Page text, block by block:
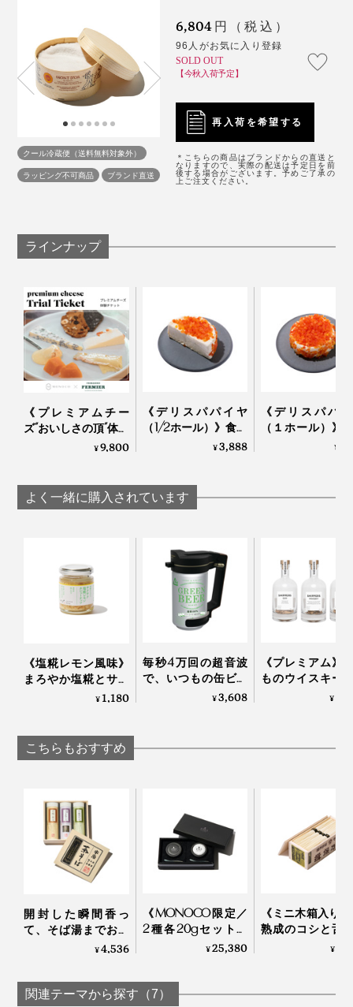
お届けするのはフランス・アルノー社の「モンドー
ル」。2013年、2016年とフランス農業・農産食品業・
林業省主催の農産物コンテストで金賞を受賞。
付きの由緒正しいチーズです。
チーズの証。
赤い丸のマークがAOP認証マーク
べ比べて、その年に取り扱うものを検討するそう。
一般的には中身がトロトロの柔らかいものが多い中、ア
ルノー社の「モンドール」は生地感がしっかりしてい
て、もっちり食感。トロトロ食感を求める声も多いた
ミルクの旨味がダントツ。おいしさを優先すると、結局
アルノー社のものになってしまうのだとか。
重量：約400ｇ
種類：ウォッシュ
産地：フランス フランシュ＝コンテ地方
乳種：牛乳
ドネ）
そのまま食べる
まずは、中身をスプーンですくってそのまま食べるのが
ベスト。クラッカーや薄く切ったバゲットに塗って食べ
で（ジップつき保存袋には入れない）冷蔵庫へ。日々熟
４．焼いて「フォンドール」に
「モンドール」のもうひとつの楽しみ方が、「フォンド
いて、とろとろ食感を堪能してください。
みじん切りのニンニク、パン粉、白ワインを少々、最初
に切り取った上部の皮を細かく切って、チーズに入れ
『Fermier』には、チーズのコンディションを整えて、
繊細なバランスをキープするための専門チームがいると
のこと。
温度・湿度の管理だけでなく、そのメンテナンス方法
は、地道かつ緻密。輸送されて疲れた状態のチーズを元
のコンディションに整え、熟成状態をピークに。食べご
切った瞬間から酸化と劣化が始まってしまうデリケート
なチーズを、手間暇かけ、愛情たっぷりに慈しむ姿勢に
感動。『Fermier』がチーズ愛好家に選ばれ続ける理由
が腑に落ちました。
これまでは、「ワインのおとも」くらいの認識しかなか
った私ですが、『Fermier』のチーズに出会って180度逆
いつもよりいいワインと、ちょっと高級なバゲットを
「チーズのおとも」に用意したい。そんな“チーズ・フ
クール冷蔵便（送料無料対象外）
ラッピング不可商品
ブランド直送
6,804 円（税込）
96人がお気に入り登録
SOLD OUT
【今秋入荷予定】
再入荷を希望する
＊こちらの商品はブランドからの直送と
なりますので、実際の配送は予定日を前
後する場合がございます。予めご了承の
上ご注文ください。
ラインナップ
《プレミアムチー
ズ“おいしさの頂”体験
チケット》チーズ概
¥9,800
《デリスパパイヤ
（1/2ホール）》食卓
が華やぐ、ケーキの
ミエ
¥3,888
《デリスパパ
（１ホール）》
が華やぐ、ケー
¥
よく一緒に購入されています
《塩糀レモン風味》
まろやか塩糀とサク
サクのカシューナッ
塩糀レモンカシュー
ナッツ
¥1,180
毎秒4万回の超音波
で、いつもの缶ビー
ルからクリーミーな
¥3,608
《プレミアム》
ものウイスキー
ン、ラムが、樽
¥
こちらもおすすめ
開封した瞬間香っ
て、そば湯までおい
しい。「茶師・米田
製麺×芳香園製茶
¥4,536
《MONOCO限定／
2種各20gセット》
至福の旨味と口溶
ア1983
¥25,380
《ミニ木箱入り》
熟成のコシと舌
「揖保乃糸 ひ
¥
関連テーマから探す（7）